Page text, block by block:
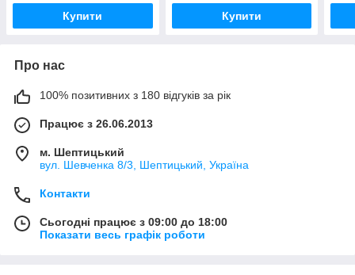
Купити Купити
Про нас
100% позитивних з 180 відгуків за рік
Працює з 26.06.2013
м. Шептицький
вул. Шевченка 8/3, Шептицький, Україна
Контакти
Сьогодні працює з 09:00 до 18:00
Показати весь графік роботи